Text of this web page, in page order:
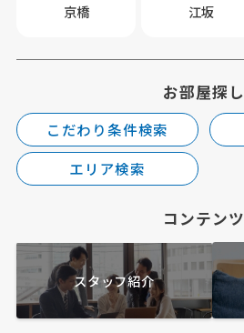
京橋 江坂
お部屋探し
こだわり条件検索
エリア検索
コンテンツ
スタッフ紹介